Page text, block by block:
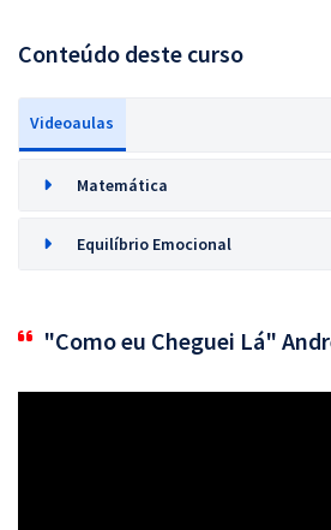
Conteúdo deste curso
Videoaulas
Matemática
Equilíbrio Emocional
"Como eu Cheguei Lá"